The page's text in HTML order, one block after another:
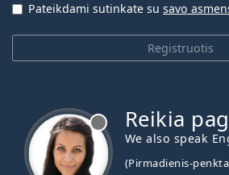
Registruotis
Pateikdami sutinkate su savo
Reikia
We also speak
(Pirmadienis-